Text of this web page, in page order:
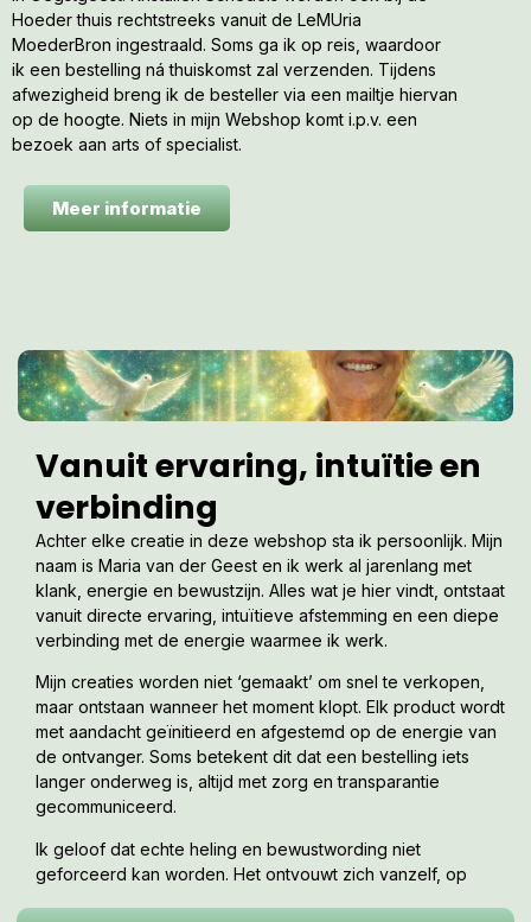
stenen tot leven brengen met haar speciale Solfeggio
Piramide Klank.
Bekijk haar maar eens goed én voel de Regenboog liefde die
jou meteen vanuit haar Elfjeshart met Sterrenlicht omringt. Hier
in de STERRENPOORT staat ze al blij te schijnenvanuit de
Elfjes Kathedralen grotten in de Gouden Lichtstad
zielsgenoot,
!!!
A)LeMUria Crystal Spray ‘Water Forest Elf’– Holy
Spray voor Lichtwerkers: 100 ml + MP3 – € 55
Ik groet je vanuit de LeMUria Moeder Klank Piramide van al
het Leven,
06 5726 7011
Hoeder thuis rechtstreeks vanuit de LeMUria
MoederBron ingestraald. Soms ga ik op reis, waardoor
ik een bestelling ná thuiskomst zal verzenden. Tijdens
afwezigheid breng ik de besteller via een mailtje hiervan
op de hoogte. Niets in mijn Webshop komt i.p.v. een
bezoek aan arts of specialist.
Meer informatie
Vanuit ervaring, intuïtie en
verbinding
Achter elke creatie in deze webshop sta ik persoonlijk. Mijn
naam is Maria van der Geest en ik werk al jarenlang met
klank, energie en bewustzijn. Alles wat je hier vindt, ontstaat
vanuit directe ervaring, intuïtieve afstemming en een diepe
verbinding met de energie waarmee ik werk.
Mijn creaties worden niet ‘gemaakt’ om snel te verkopen,
maar ontstaan wanneer het moment klopt. Elk product wordt
met aandacht geïnitieerd en afgestemd op de energie van
de ontvanger. Soms betekent dit dat een bestelling iets
langer onderweg is, altijd met zorg en transparantie
gecommuniceerd.
Ik geloof dat echte heling en bewustwording niet
geforceerd kan worden. Het ontvouwt zich vanzelf, op